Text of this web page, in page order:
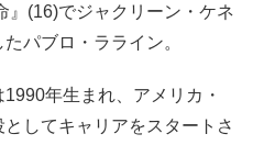
』(16)でジャクリーン・ケネ
パブロ・ラライン。
年生まれ、アメリカ・
してキャリアをスタートさ